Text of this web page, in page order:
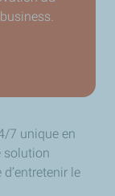
7 unique en
solution
le